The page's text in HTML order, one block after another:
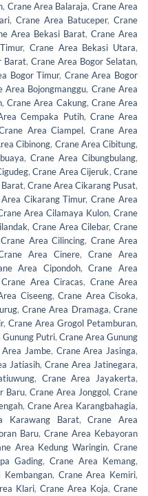
, Crane Area Balaraja, Crane Area
, Crane Area Batuceper, Crane
Area Bekasi Barat, Crane Area
,Crane Area Bekasi Utara,
Barat, Crane Area Bogor Selatan,
Bogor Timur, Crane Area Bogor
Area Bojongmanggu, Crane Area
, Crane Area Cakung, Crane Area
Cempaka Putih, Crane Area
Area Ciampel, Crane Area
Cibinong, Crane Area Cibitung,
, Crane Area Cibungbulang,
,Crane Area Cijeruk,Crane
, Crane Area Cikarang Pusat,
Cikarang Timur,Crane Area
Area Cilamaya Kulon, Crane
, Crane Area Cilebar,Crane
Crane Area Cilincing, Crane Area
Area Cinere, Crane Area
Area Cipondoh,Crane Area
Crane Area Ciracas, Crane Area
Ciseeng,Crane Area Cisoka,
,Crane Area Dramaga,Crane
,Crane Area Grogol Petamburan,
Gunung Putri, Crane Area Gunung
Area Jambe, Crane Area Jasinga,
Jatiasih, Crane Area Jatinegara,
, Crane Area Jayakerta,
Baru, Crane Area Jonggol, Crane
, Crane Area Karangbahagia,
Karawang Barat,Crane Area
Baru, Crane Area Kebayoran
Area Kedung Waringin,Crane
Gading,Crane Area Kemang,
, Crane Area Kemiri,
Klari, Crane Area Koja,Crane